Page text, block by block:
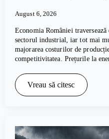
August 6, 2026
Economia României
sectorul industrial, iar tot mai
majorarea costurilor de
competitivitatea. Prețurile la
Vreau să citesc